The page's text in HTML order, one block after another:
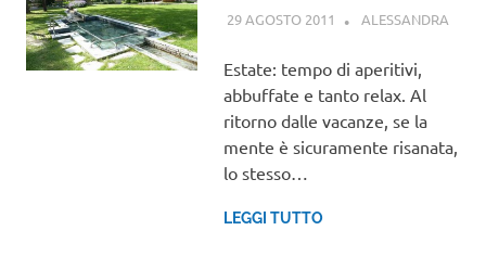
29 AGOSTO 2011 ALESSANDRA
Estate: tempo di aperitivi,
abbuffate e tanto relax. Al
ritorno dalle vacanze, se la
mente è sicuramente risanata,
lo stesso…
LEGGI TUTTO